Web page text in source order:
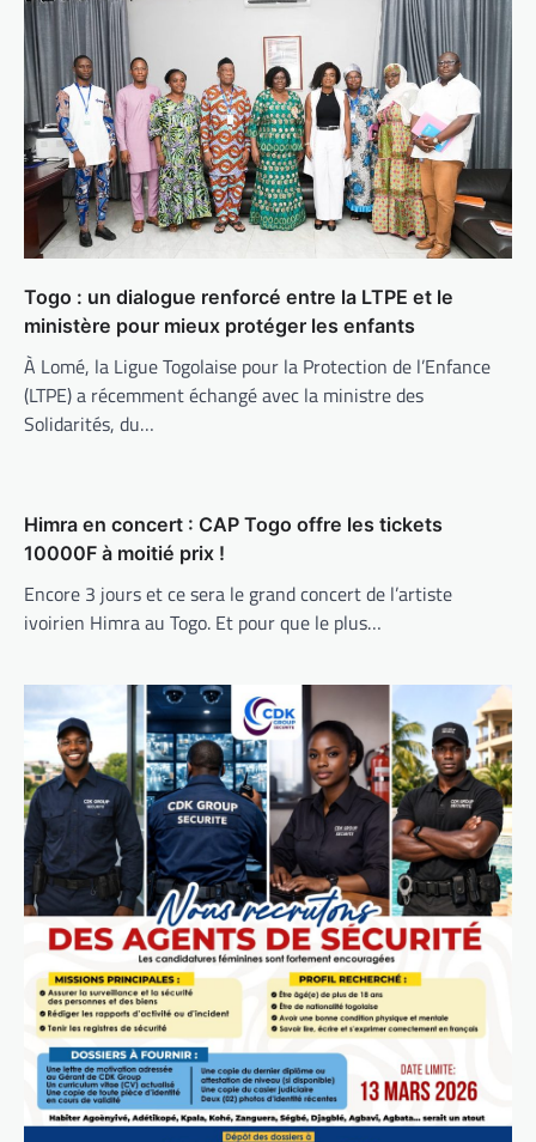
Togo : un dialogue renforcé entre la LTPE et le
ministère pour mieux protéger les enfants
À Lomé, la Ligue Togolaise pour la Protection de l’Enfance
(LTPE) a récemment échangé avec la ministre des
Solidarités, du…
Himra en concert : CAP Togo offre les tickets
10000F à moitié prix !
Encore 3 jours et ce sera le grand concert de l’artiste
ivoirien Himra au Togo. Et pour que le plus…